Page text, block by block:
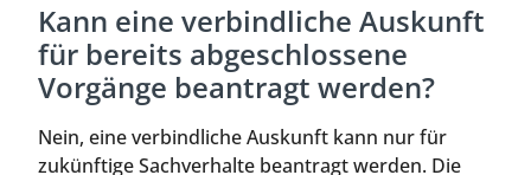
Kann eine verbindliche Auskunft
für bereits abgeschlossene
Vorgänge beantragt werden?
Nein, eine verbindliche Auskunft kann nur für
zukünftige Sachverhalte beantragt werden. Die